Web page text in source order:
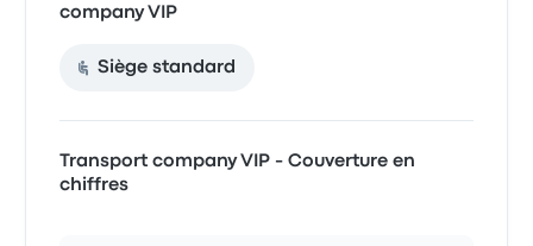
company VIP
Siège standard
Transport company VIP - Couverture en
chiffres